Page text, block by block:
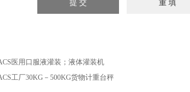
医用口服液灌装；液体灌装机
工厂30KG－500KG货物计重台秤